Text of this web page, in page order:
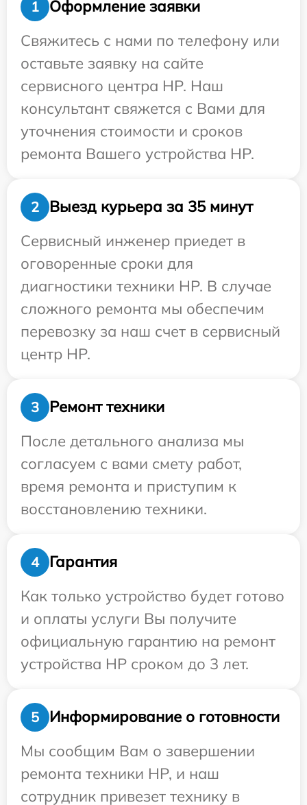
1
Оформление заявки
Свяжитесь с нами по телефону или
оставьте заявку на сайте
сервисного центра HP. Наш
консультант свяжется с Вами для
уточнения стоимости и сроков
ремонта Вашего устройства HP.
2
Выезд курьера за 35 минут
Сервисный инженер приедет в
оговоренные сроки для
диагностики техники HP. В случае
сложного ремонта мы обеспечим
перевозку за наш счет в сервисный
центр HP.
3
Ремонт техники
После детального анализа мы
согласуем с вами смету работ,
время ремонта и приступим к
восстановлению техники.
4
Гарантия
Как только устройство будет готово
и оплаты услуги Вы получите
официальную гарантию на ремонт
устройства HP сроком до 3 лет.
5
Информирование о готовности
Мы сообщим Вам о завершении
ремонта техники HP, и наш
сотрудник привезет технику в